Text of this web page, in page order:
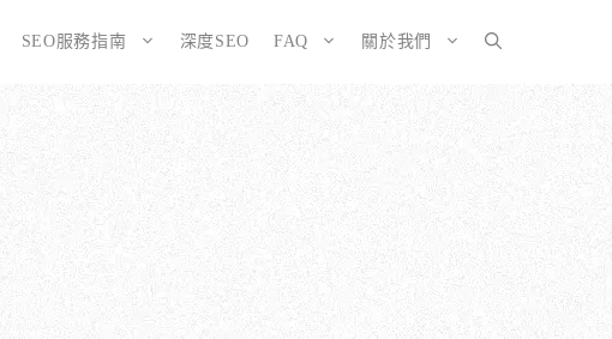
SEO服務指南
為SEO而生的網站
選擇CMS或客製化網站：為您的打造完美SEO網站
WordPress 架設與 SEO 優化完整方案
SEO網站改造：您的舊網站是否正在拖累排名？
SEO網站維護與長期優化
深度SEO FAQ
廣告有什麼不
？
大奧資訊的網站架設服務包含哪些項目？
如何確保網站符合 SEO 標準？
網站架構與技術 SEO 優化
響應式設計的優勢
關於我們